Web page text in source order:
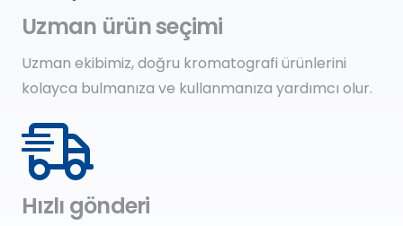
Uzman ürün seçimi
Uzman ekibimiz, doğru kromatografi ürünlerini
kolayca bulmanıza ve kullanmanıza yardımcı olur.
Hızlı gönderi